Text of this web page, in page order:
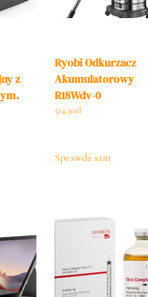
z
Ryobi Odkurzacz
Akumulatorowy
R18Wdv-0
514,50zł
Sprawdź sam